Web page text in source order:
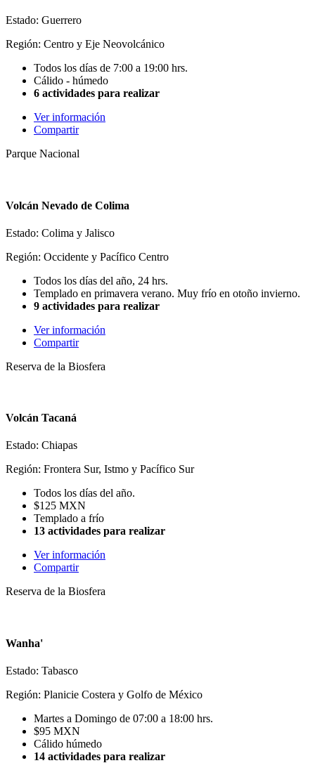
Estado: Guerrero
Región: Centro y Eje Neovolcánico
Todos los días de 7:00 a 19:00 hrs.
Cálido - húmedo
6 actividades para realizar
Ver información
Compartir
Parque Nacional
Volcán Nevado de Colima
Estado: Colima y Jalisco
Región: Occidente y Pacífico Centro
Todos los días del año, 24 hrs.
Templado en primavera verano. Muy frío en otoño invierno.
9 actividades para realizar
Ver información
Compartir
Reserva de la Biosfera
Volcán Tacaná
Estado: Chiapas
Región: Frontera Sur, Istmo y Pacífico Sur
Todos los días del año.
$125 MXN
Templado a frío
13 actividades para realizar
Ver información
Compartir
Reserva de la Biosfera
Wanha'
Estado: Tabasco
Región: Planicie Costera y Golfo de México
Martes a Domingo de 07:00 a 18:00 hrs.
$95 MXN
Cálido húmedo
14 actividades para realizar